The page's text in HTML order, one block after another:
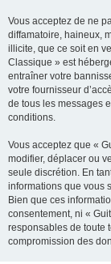
Vous acceptez de ne
diffamatoire, haineux,
illicite, que ce soit en
Classique » est
entraîner votre
votre fournisseur
de tous les messages
conditions.
Vous acceptez que «
modifier, déplacer ou
seule discrétion. En
informations que vous
Bien que ces
consentement, ni «
responsables de toute
compromission des